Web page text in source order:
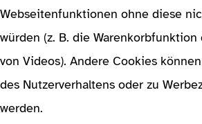
Webseitenfunktionen ohne diese
würden (z. B. die
von Videos). Andere Cookies
des Nutzerverhaltens oder zu
werden.